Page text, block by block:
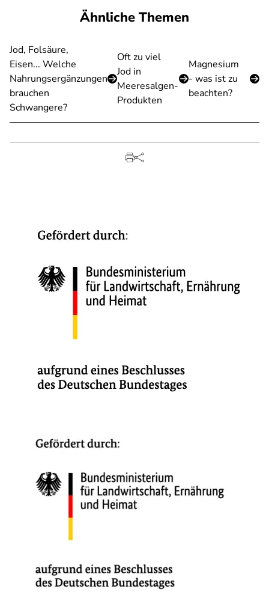
Ähnliche Themen
Jod, Folsäure,
Eisen... Welche
Nahrungsergänzungen
brauchen
Schwangere?
Oft zu viel
Jod in
Meeresalgen-
Produkten
Magnesium
- was ist zu
beachten?